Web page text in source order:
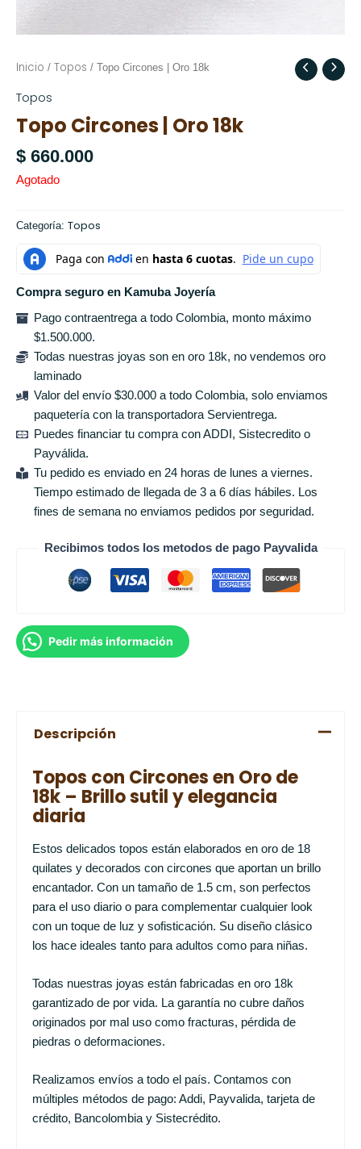
Inicio / Topos / Topo Circones | Oro 18k
Topos
Topo Circones | Oro 18k
$ 660.000
Agotado
Categoría: Topos
Compra seguro en Kamuba Joyería
Pago contraentrega a todo Colombia, monto máximo
$1.500.000.
Todas nuestras joyas son en oro 18k, no vendemos oro
laminado
Valor del envío $30.000 a todo Colombia, solo enviamos
paquetería con la transportadora Servientrega.
Puedes financiar tu compra con ADDI, Sistecredito o
Payválida.
Tu pedido es enviado en 24 horas de lunes a viernes.
Tiempo estimado de llegada de 3 a 6 días hábiles. Los
fines de semana no enviamos pedidos por seguridad.
Recibimos todos los metodos de pago Payvalida
Pedir más información
Descripción
Topos con Circones en Oro de
18k – Brillo sutil y elegancia
diaria
Estos delicados topos están elaborados en oro de 18
quilates y decorados con circones que aportan un brillo
encantador. Con un tamaño de 1.5 cm, son perfectos
para el uso diario o para complementar cualquier look
con un toque de luz y sofisticación. Su diseño clásico
los hace ideales tanto para adultos como para niñas.
Todas nuestras joyas están fabricadas en oro 18k
garantizado de por vida. La garantía no cubre daños
originados por mal uso como fracturas, pérdida de
piedras o deformaciones.
Realizamos envíos a todo el país. Contamos con
múltiples métodos de pago: Addi, Payvalida, tarjeta de
crédito, Bancolombia y Sistecrédito.